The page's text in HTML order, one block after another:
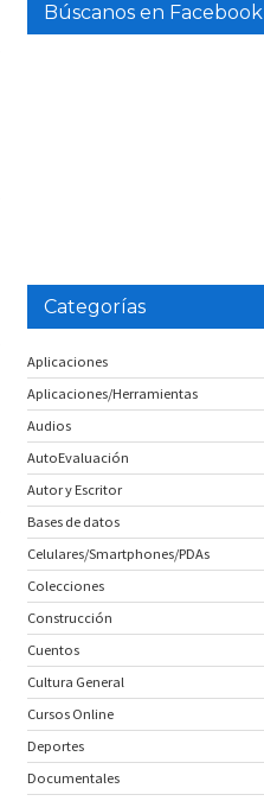
Búscanos en Facebook
Categorías
Aplicaciones
Aplicaciones/Herramientas
Audios
AutoEvaluación
Autor y Escritor
Bases de datos
Celulares/Smartphones/PDAs
Colecciones
Construcción
Cuentos
Cultura General
Cursos Online
Deportes
Documentales